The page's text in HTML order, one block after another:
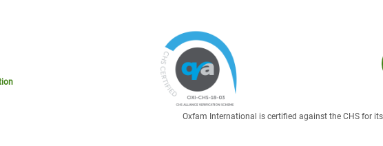
Oxfam International is certified against the CHS for